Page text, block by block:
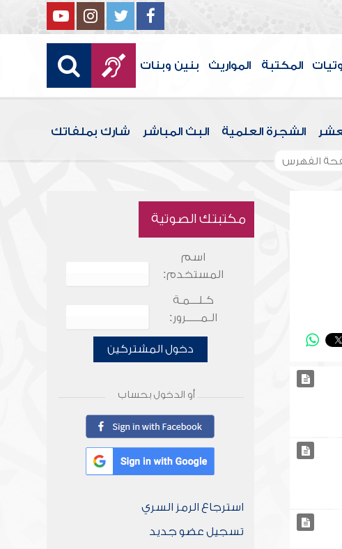
المكتبة المواريث بنين وبنات
الشجرة العلمية البث المباشر شارك بملفاتك
الفهرس
مكتبتك الصوتية
اسم
المستخدم:
كـلـــمـة
الـمـــــرور:
دخول المشتركين
أو الدخول بحساب
استرجاع الرمز السري
تسجيل عضو جديد